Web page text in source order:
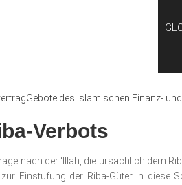
Gebote des islamischen Finanz-
Verbots
nach der ‘Illah, die ursächlich dem
Einstufung der Riba-Güter in diese